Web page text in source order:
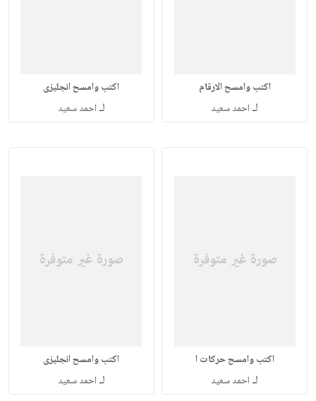
اكتب وامسح الارقام
لـ احمد سعيد
اكتب وامسح انجليزى
لـ احمد سعيد
اكتب وامسح حركات ا
لـ احمد سعيد
اكتب وامسح انجليزى
لـ احمد سعيد